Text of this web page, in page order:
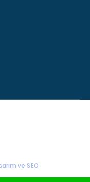
ve SEO